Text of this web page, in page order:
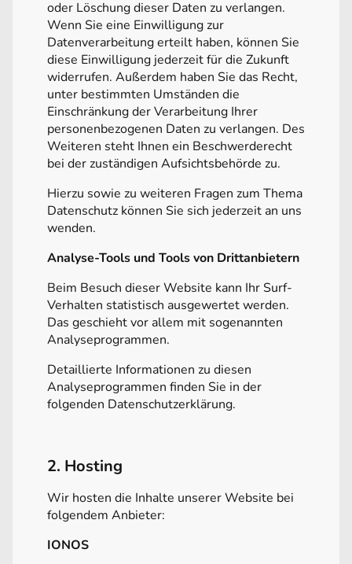
oder Löschung dieser Daten zu verlangen.
Wenn Sie eine Einwilligung zur
Datenverarbeitung erteilt haben, können Sie
diese Einwilligung jederzeit für die Zukunft
widerrufen. Außerdem haben Sie das Recht,
unter bestimmten Umständen die
Einschränkung der Verarbeitung Ihrer
personenbezogenen Daten zu verlangen. Des
Weiteren steht Ihnen ein Beschwerderecht
bei der zuständigen Aufsichtsbehörde zu.
Hierzu sowie zu weiteren Fragen zum Thema
Datenschutz können Sie sich jederzeit an uns
wenden.
Analyse-Tools und Tools von Drittanbietern
Beim Besuch dieser Website kann Ihr Surf-
Verhalten statistisch ausgewertet werden.
Das geschieht vor allem mit sogenannten
Analyseprogrammen.
Detaillierte Informationen zu diesen
Analyseprogrammen finden Sie in der
folgenden Datenschutzerklärung.
2. Hosting
Wir hosten die Inhalte unserer Website bei
folgendem Anbieter:
IONOS